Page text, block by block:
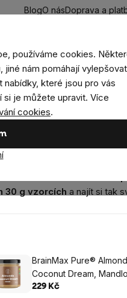
používáme cookies.
jiné nám pomáhají vylepšovat
nabídky, které jsou pro vás
si je můžete upravit. Více
cookies.
BlogO násDoprava a
výživaNovinkyMužiŽeny
a marmelády BIO
a
mandlí.
30 g vzorcích a najít si tak
BrainMax Pure®
Coconut Dream,
krém s kokosem, BIO,
229 Kč